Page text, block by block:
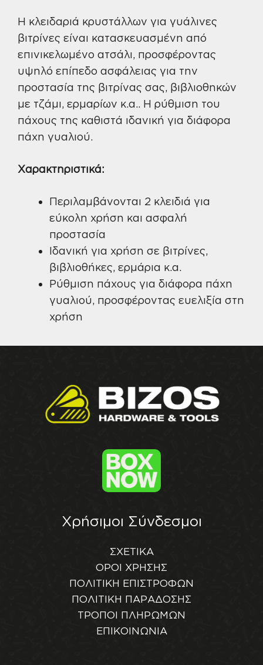
Η κλειδαριά κρυστάλλων για γυάλινες
βιτρίνες είναι κατασκευασμένη από
επινικελωμένο ατσάλι, προσφέροντας
υψηλό επίπεδο ασφάλειας για την
προστασία της βιτρίνας σας, βιβλιοθηκών
με τζάμι, ερμαρίων κ.α.. Η ρύθμιση του
πάχους της καθιστά ιδανική για διάφορα
πάχη γυαλιού.
Χαρακτηριστικά:
Περιλαμβάνονται 2 κλειδιά για
εύκολη χρήση και ασφαλή
προστασία
Ιδανική για χρήση σε βιτρίνες,
βιβλιοθήκες, ερμάρια κ.α.
Ρύθμιση πάχους για διάφορα πάχη
γυαλιού, προσφέροντας ευελιξία στη
χρήση
Χρήσιμοι Σύνδεσμοι
ΣΧΕΤΙΚΑ
ΟΡΟΙ ΧΡΗΣΗΣ
ΠΟΛΙΤΙΚΗ ΕΠΙΣΤΡΟΦΩΝ
ΠΟΛΙΤΙΚΗ ΠΑΡΑΔΟΣΗΣ
ΤΡΟΠΟΙ ΠΛΗΡΩΜΩΝ
ΕΠΙΚΟΙΝΩΝΙΑ